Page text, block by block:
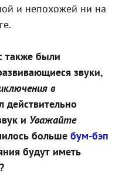
и непохожей ни на
также были
звуки,
в
действительно
и Уважайте
больше бум-бэп
будут иметь
?